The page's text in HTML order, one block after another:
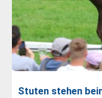
Stuten stehen